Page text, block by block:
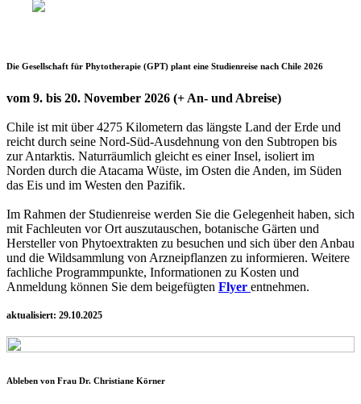
Die Gesellschaft für Phytotherapie (GPT) plant eine Studienreise nach Chile 2026
vom 9. bis 20. November 2026 (+ An- und Abreise)
Chile ist mit über 4275 Kilometern das längste Land der Erde und
reicht durch seine Nord-Süd-Ausdehnung von den Subtropen bis
zur Antarktis. Naturräumlich gleicht es einer Insel, isoliert im
Norden durch die Atacama Wüste, im Osten die Anden, im Süden
das Eis und im Westen den Pazifik.
Im Rahmen der Studienreise werden Sie die Gelegenheit haben, sich
mit Fachleuten vor Ort auszutauschen, botanische Gärten und
Hersteller von Phytoextrakten zu besuchen und sich über den Anbau
und die Wildsammlung von Arzneipflanzen zu informieren. Weitere
fachliche Programmpunkte, Informationen zu Kosten und
Anmeldung können Sie dem beigefügten Flyer entnehmen.
aktualisiert: 29.10.2025
Ableben von Frau Dr. Christiane Körner